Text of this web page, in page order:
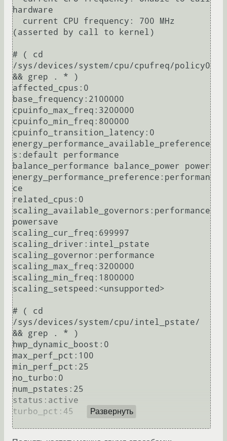
hardware
(asserted by call to kernel)
# ( cd
/sys/devices/system/cpu/cpufreq/policy0
&& grep . * )
affected_cpus:0
base_frequency:2100000
cpuinfo_max_freq:3200000
cpuinfo_min_freq:800000
cpuinfo_transition_latency:0
energy_performance_available_preference
s:default performance
balance_performance balance_power power
energy_performance_preference:performan
ce
related_cpus:0
scaling_available_governors:performance
powersave
scaling_cur_freq:699997
scaling_driver:intel_pstate
scaling_governor:performance
scaling_max_freq:3200000
scaling_min_freq:1800000
scaling_setspeed:<unsupported>
# ( cd
/sys/devices/system/cpu/intel_pstate/
&& grep . * )
hwp_dynamic_boost:0
max_perf_pct:100
min_perf_pct:25
no_turbo:0
num_pstates:25
status:active
turbo_pct:45
Развернуть